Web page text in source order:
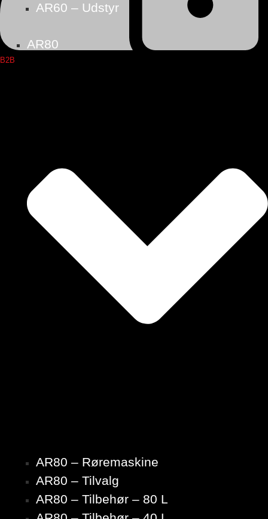
B2B
AR60 – Udstyr
AR80
AR80 – Røremaskine
AR80 – Tilvalg
AR80 – Tilbehør – 80 L